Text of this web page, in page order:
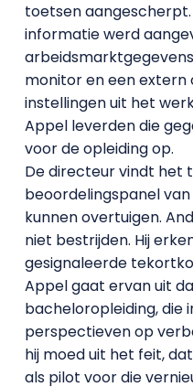
toetsen
informatie werd
monitor en een extern
instellingen uit het
Appel leverden die
voor de opleiding op.
De directeur vindt het
beoordelingspanel
kunnen overtuigen.
niet bestrijden. Hij
gesignaleerde
Appel gaat ervan uit
bacheloropleiding, die
perspectieven op
hij moed uit het feit,
als pilot voor die